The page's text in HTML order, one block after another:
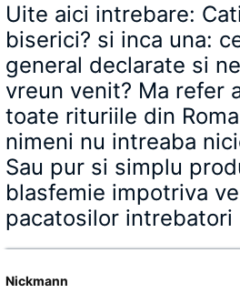
Uite aici intrebare:
biserici? si inca una:
general declarate si
vreun venit? Ma refer
toate rituriile din
nimeni nu intreaba
Sau pur si simplu
blasfemie impotriva
pacatosilor intrebatori
Nickmann